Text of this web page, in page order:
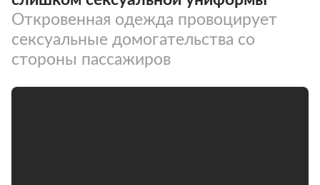
Откровенная одежда провоцирует
сексуальные домогательства со
стороны пассажиров